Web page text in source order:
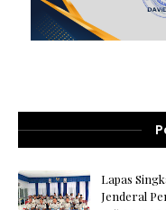
Lapas
Jenderal